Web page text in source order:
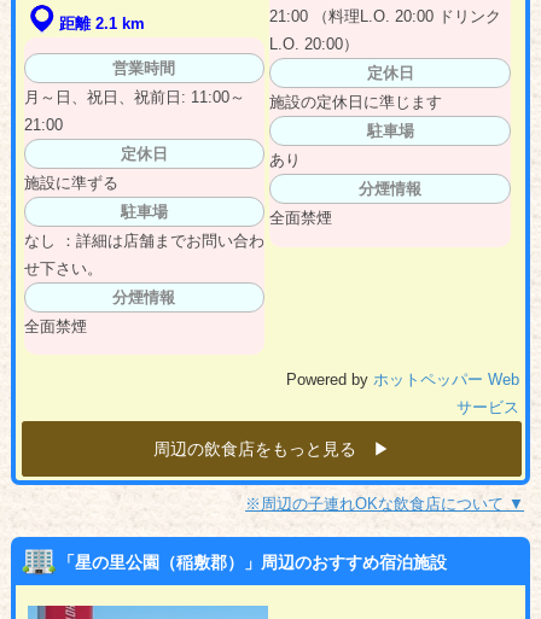
距離 2.1 km
営業時間
月～日、祝日、祝前日: 11:00～
21:00
定休日
施設に準ずる
駐車場
なし ：詳細は店舗までお問い合わ
せ下さい。
分煙情報
全面禁煙
21:00 （料理L.O. 20:00 ドリンク
L.O. 20:00）
定休日
施設の定休日に準じます
駐車場
あり
分煙情報
全面禁煙
Powered by ホットペッパー Web
サービス
周辺の飲食店をもっと見る ▶︎
※周辺の子連れOKな飲食店について ▼
「星の里公園（稲敷郡）」周辺のおすすめ宿泊施設